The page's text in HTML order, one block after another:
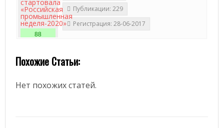
88
Публикации: 229
Регистрация: 28-06-2017
Похожие Статьи:
Нет похожих статей.